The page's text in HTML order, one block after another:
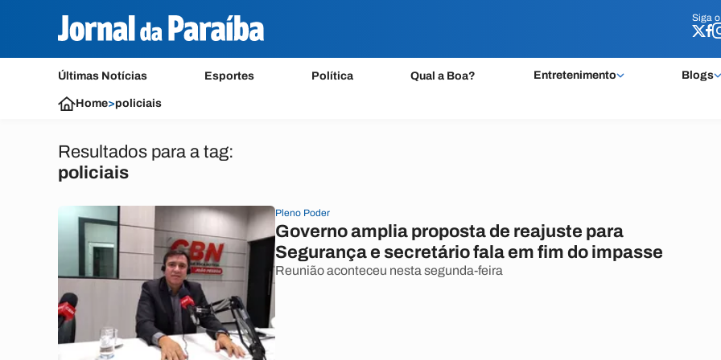
Siga o
Últimas Notícias Esportes Política Qual a Boa? Entretenimento Blogs
Siga o
Home>policiais
Resultados para a tag:
policiais
Pleno Poder
Governo amplia proposta de reajuste para
Segurança e secretário fala em fim do impasse
Reunião aconteceu nesta segunda-feira